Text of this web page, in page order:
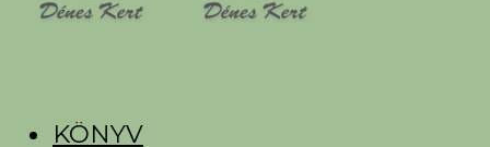
KÖNYV